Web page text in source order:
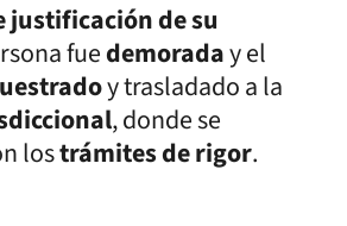
justificación de su
fuedemoraday el
y trasladado a la
, donde se
lostrámites de rigor.